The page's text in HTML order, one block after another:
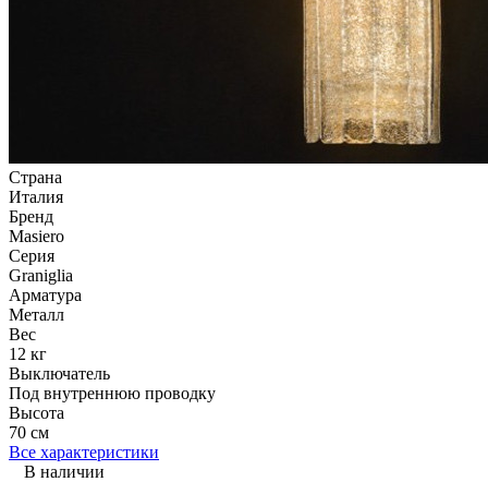
Страна
Италия
Бренд
Masiero
Серия
Graniglia
Арматура
Металл
Вес
12 кг
Выключатель
Под внутреннюю проводку
Высота
70 см
Все характеристики
В наличии